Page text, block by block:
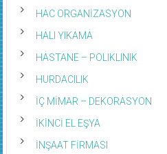
HAC ORGANİZASYON
HALI YIKAMA
HASTANE – POLIKLINIK
HURDACILIK
İÇ MİMAR – DEKORASYON
İKİNCİ EL EŞYA
İNŞAAT FİRMASI